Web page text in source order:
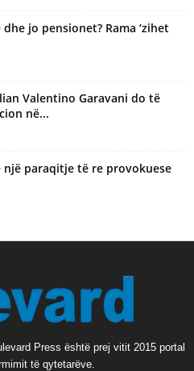
jo pensionet? Rama ‘zihet
Valentino Garavani do të
në...
një paraqitje të re provokuese
Press është prej vitit 2015 portal
të qytetarëve.